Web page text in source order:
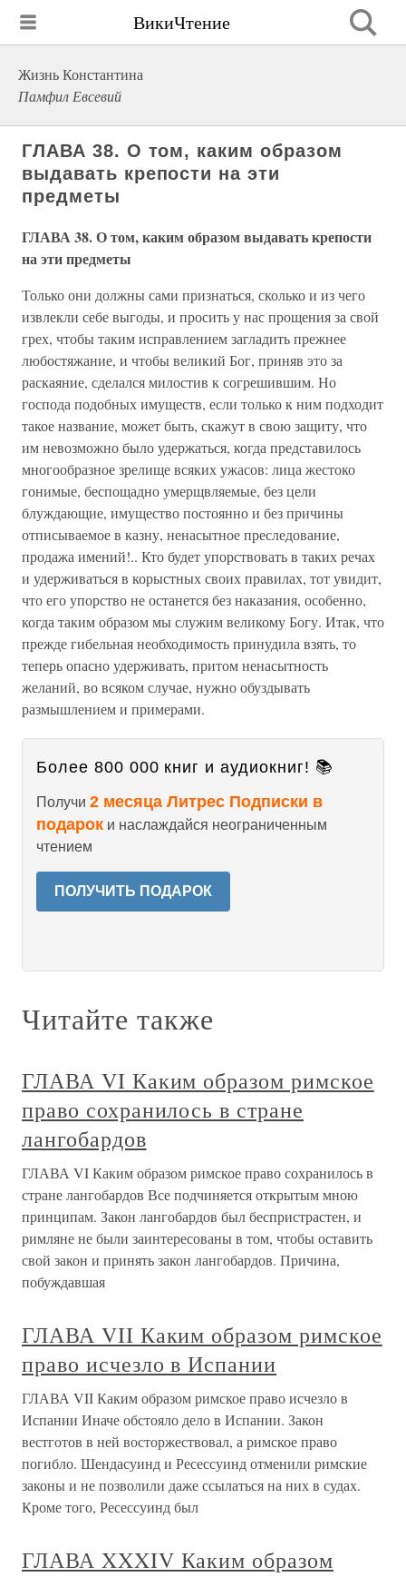
ВикиЧтение
Жизнь Константина
Памфил Евсевий
ГЛАВА 38. О том, каким образом
выдавать крепости на эти
предметы
ГЛАВА 38. О том, каким образом выдавать крепости
на эти предметы
Только они должны сами признаться, сколько и из чего
извлекли себе выгоды, и просить у нас прощения за свой
грех, чтобы таким исправлением загладить прежнее
любостяжание, и чтобы великий Бог, приняв это за
раскаяние, сделался милостив к согрешившим. Но
господа подобных имуществ, если только к ним подходит
такое название, может быть, скажут в свою защиту, что
им невозможно было удержаться, когда представилось
многообразное зрелище всяких ужасов: лица жестоко
гонимые, беспощадно умерщвляемые, без цели
блуждающие, имущество постоянно и без причины
отписываемое в казну, ненасытное преследование,
продажа имений!.. Кто будет упорствовать в таких речах
и удерживаться в корыстных своих правилах, тот увидит,
что его упорство не останется без наказания, особенно,
когда таким образом мы служим великому Богу. Итак, что
прежде гибельная необходимость принудила взять, то
теперь опасно удерживать, притом ненасытность
желаний, во всяком случае, нужно обуздывать
размышлением и примерами.
Более 800 000 книг и аудиокниг! 📚
Получи 2 месяца Литрес Подписки в
подарок и наслаждайся неограниченным
чтением
ПОЛУЧИТЬ ПОДАРОК
Читайте также
ГЛАВА VI Каким образом римское
право сохранилось в стране
лангобардов
ГЛАВА VI Каким образом римское право сохранилось в
стране лангобардов Все подчиняется открытым мною
принципам. Закон лангобардов был беспристрастен, и
римляне не были заинтересованы в том, чтобы оставить
свой закон и принять закон лангобардов. Причина,
побуждавшая
ГЛАВА VII Каким образом римское
право исчезло в Испании
ГЛАВА VII Каким образом римское право исчезло в
Испании Иначе обстояло дело в Испании. Закон
вестготов в ней восторжествовал, а римское право
погибло. Шендасуинд и Ресессуинд отменили римские
законы и не позволили даже ссылаться на них в судах.
Кроме того, Ресессуинд был
ГЛАВА XXXIV Каким образом